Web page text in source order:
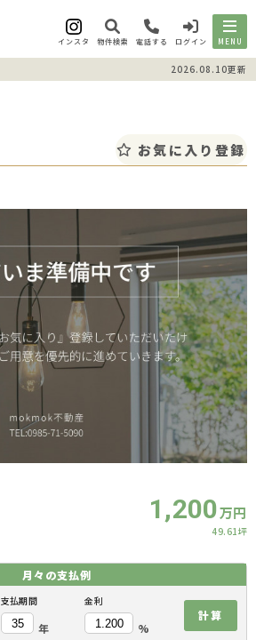
インスタ 物件検索 電話する ログイン MENU
2026.08.10更新
お気に入り登録
1,200万円
49.61坪
月々の支払例
支払期間
年
金利
%
計算